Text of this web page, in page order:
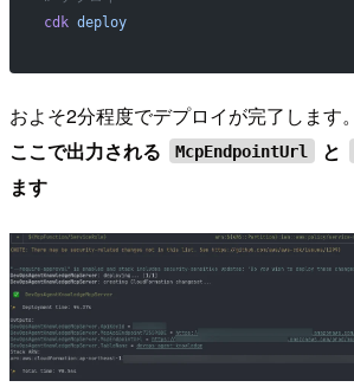
cdk deploy
およそ2分程度でデプロイが完了します。
ここで出力される
McpEndpointUrl と
ます